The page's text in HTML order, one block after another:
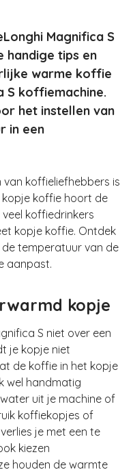
Magnifica S
handige tips en
warme koffie
S koffiemachine.
het instellen van
in een
koffieliefhebbers is
kopje koffie hoort de
koffiedrinkers
kopje koffie. Ontdek
temperatuur van de
aanpast.
kopje
S niet over een
je kopje niet
de koffie in het kopje
wel handmatig
uit je machine of
koffiekopjes of
je met een te
kiezen
houden de warmte